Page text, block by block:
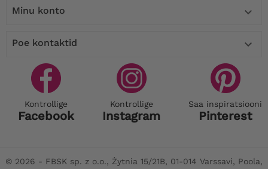
Minu konto 
Poe kontaktid 
Kontrollige
Facebook
Kontrollige
Instagram
Saa inspiratsiooni
Pinterest
© 2026 - FBSK sp. z o.o., Żytnia 15/21B, 01-014 Varssavi, Poola,